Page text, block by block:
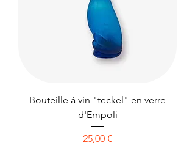
Bouteille à vin "teckel" en verre
d'Empoli
Prix
25,00 €